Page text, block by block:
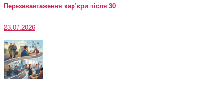
Перезавантаження кар’єри після 30
23.07.2026